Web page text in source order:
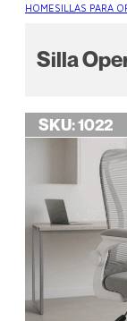
HOMESILLAS PARA
Silla
SKU:1022